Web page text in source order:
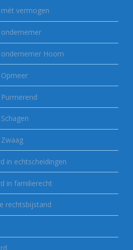
vermogen
Hoorn
in echtscheidingen
in familierecht
rechtsbijstand